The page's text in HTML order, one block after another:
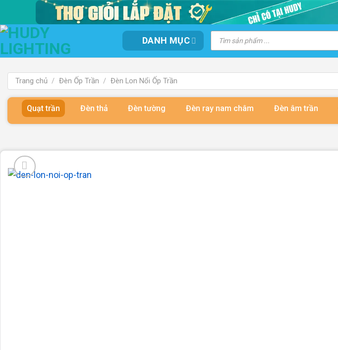
nội
dung
DANH MỤC
Tìm
kiếm
sản
phẩm
Trang chủ / Đèn Ốp Trần / Đèn Lon Nổi Ốp Trần
Quạt trần Đèn thả Đèn tường Đèn ray nam châm Đèn âm trần